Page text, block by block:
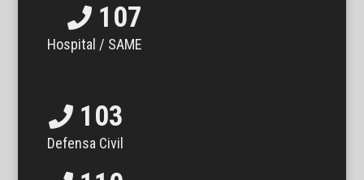
107
Hospital / SAME
103
Defensa Civil